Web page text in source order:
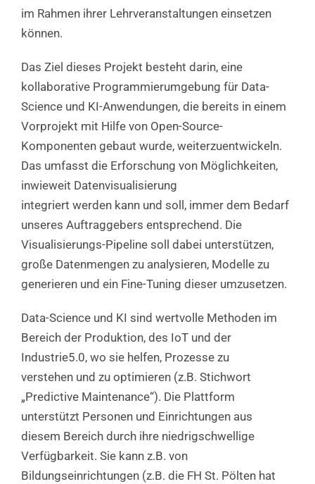
im Rahmen ihrer Lehrveranstaltungen einsetzen
können.
Das Ziel dieses Projekt besteht darin, eine
kollaborative Programmierumgebung für Data-
Science und KI-Anwendungen, die bereits in einem
Vorprojekt mit Hilfe von Open-Source-
Komponenten gebaut wurde, weiterzuentwickeln.
Das umfasst die Erforschung von Möglichkeiten,
inwieweit Datenvisualisierung
integriert werden kann und soll, immer dem Bedarf
unseres Auftraggebers entsprechend. Die
Visualisierungs-Pipeline soll dabei unterstützen,
große Datenmengen zu analysieren, Modelle zu
generieren und ein Fine-Tuning dieser umzusetzen.
Data-Science und KI sind wertvolle Methoden im
Bereich der Produktion, des IoT und der
Industrie5.0, wo sie helfen, Prozesse zu
verstehen und zu optimieren (z.B. Stichwort
„Predictive Maintenance“). Die Plattform
unterstützt Personen und Einrichtungen aus
diesem Bereich durch ihre niedrigschwellige
Verfügbarkeit. Sie kann z.B. von
Bildungseinrichtungen (z.B. die FH St. Pölten hat